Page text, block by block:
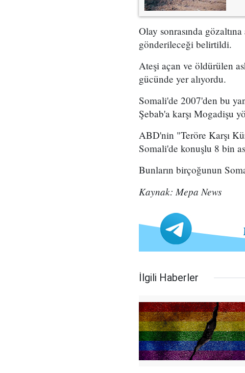
Olay sonrasında
gönderileceği belirtildi.
Ateşi açan ve öldürülen
gücünde yer alıyordu.
Somali'de 2007'den bu
Şebab'a karşı Mogadişu
ABD'nin "Teröre Karşı
Somali'de konuşlu 8 bin
Bunların birçoğunun
Kaynak: Mepa News
İlgili Haberler